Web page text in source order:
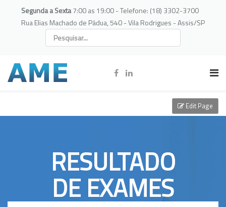
Segunda a Sexta7:00 as 19:00 - Telefone: (18) 3302-3700
Rua Elias Machado de Pádua, 540 - Vila Rodrigues - Assis/SP
RESULTADO
DE EXAMES
Edit Page